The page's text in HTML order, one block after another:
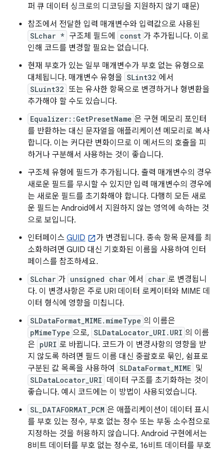
퍼 큐 데이터 싱크로의 디코딩을 지원하지 않기 때문)
참조에서 전달한 입력 매개변수와 입력값으로 사용된
SLchar * 구조체 필드에 const 가 추가됩니다. 이로
인해 코드를 변경할 필요는 없습니다.
현재 부호가 있는 일부 매개변수가 부호 없는 유형으로
대체됩니다. 매개변수 유형을 SLint32 에서
SLuint32 또는 유사한 항목으로 변경하거나 형변환을
추가해야 할 수도 있습니다.
Equalizer::GetPresetName 은 구현 메모리 포인터
를 반환하는 대신 문자열을 애플리케이션 메모리로 복사
합니다. 이는 커다란 변화이므로 이 메서드의 호출을 피
하거나 구분해서 사용하는 것이 좋습니다.
구조체 유형에 필드가 추가됩니다. 출력 매개변수의 경우
새로운 필드를 무시할 수 있지만 입력 매개변수의 경우에
는 새로운 필드를 초기화해야 합니다. 다행히 모든 새로
운 필드는 Android에서 지원하지 않는 영역에 속하는 것
으로 보입니다.
인터페이스 GUID
가 변경됩니다. 종속 항목 문제를 최
소화하려면 GUID 대신 기호화된 이름을 사용하여 인터
페이스를 참조하세요.
SLchar 가 unsigned char 에서 char 로 변경됩니
다. 이 변경사항은 주로 URI 데이터 로케이터와 MIME 데
이터 형식에 영향을 미칩니다.
SLDataFormat_MIME.mimeType 의 이름은
pMimeType 으로, SLDataLocator_URI.URI 의 이름
은 pURI 로 바뀝니다. 코드가 이 변경사항의 영향을 받
지 않도록 하려면 필드 이름 대신 중괄호로 묶인, 쉼표로
구분된 값 목록을 사용하여
SLDataFormat_MIME 및
SLDataLocator_URI 데이터 구조를 초기화하는 것이
좋습니다. 예시 코드에는 이 방법이 사용되었습니다.
SL_DATAFORMAT_PCM 은 애플리케이션이 데이터 표시
를 부호 있는 정수, 부호 없는 정수 또는 부동 소수점으로
지정하는 것을 허용하지 않습니다. Android 구현에서는
8비트 데이터를 부호 없는 정수로, 16비트 데이터를 부호